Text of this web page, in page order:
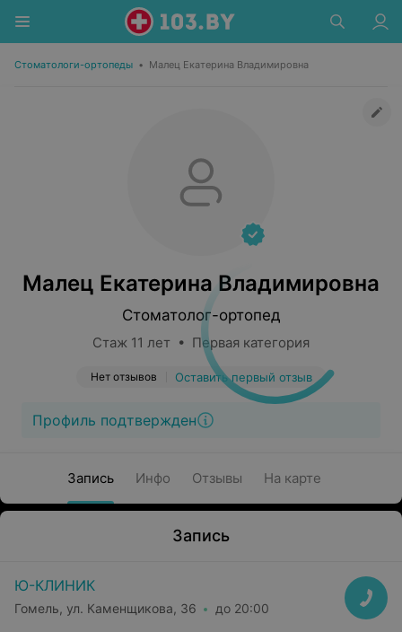
Стоматологи-ортопеды • Малец Екатерина Владимировна
Малец Екатерина Владимировна
Стоматолог-ортопед
Стаж 11 лет • Первая категория
Нет отзывов Оставить первый отзыв
Профиль подтвержден
Запись Инфо Отзывы На карте
Запись
Ю-КЛИНИК
Гомель, ул. Каменщикова, 36 до 20:00